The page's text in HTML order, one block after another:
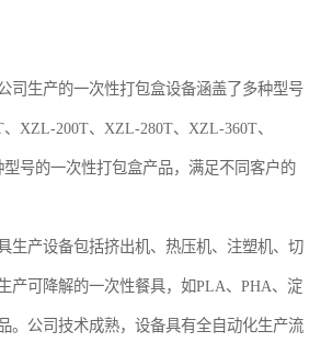
司生产的一次性打包盒设备涵盖了多种型号
XZL-200T、XZL-280T、XZL-360T、
号的一次性打包盒产品，满足不同客户的
生产设备包括挤出机、热压机、注塑机、切
产可降解的一次性餐具，如PLA、PHA、淀
。公司技术成熟，设备具有全自动化生产流